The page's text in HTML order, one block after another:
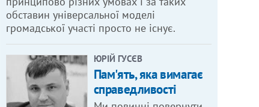
обставин універсальної моделі
громадської участі просто не існує.
ЮРІЙ ГУСЄВ
Пам'ять, яка вимагає
справедливості